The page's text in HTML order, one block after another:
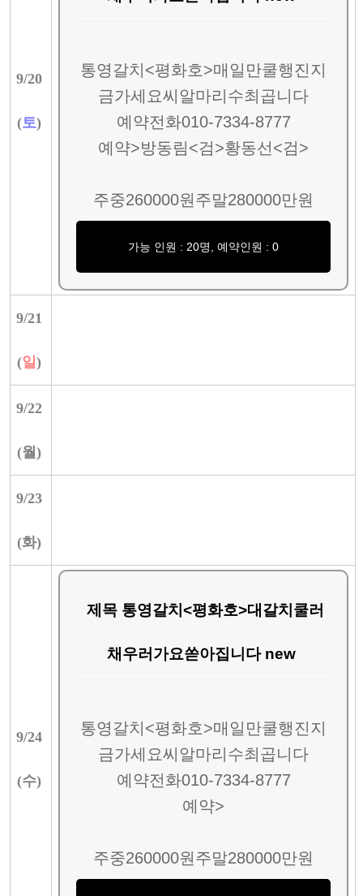
9/20
(토)
통영갈치<평화호>매일만쿨행진지
금가세요씨알마리수최곱니다
예약전화010-7334-8777
예약>방동림<검>황동선<검>
주중260000원주말280000만원
가능 인원 : 20명, 예약인원 : 0
9/21
(일 )
9/22
(월 )
9/23
(화)
9/24
(수)
제목 통영갈치<평화호>대갈치쿨러
채우러가요쏟아집니다 new
통영갈치<평화호>매일만쿨행진지
금가세요씨알마리수최곱니다
예약전화010-7334-8777
예약>
주중260000원주말280000만원